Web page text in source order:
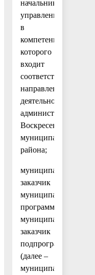
начальник
управления,
в
компетенцию
которого
входит
соответствующие
направления
деятельности
администрации
Воскресенского
муниципального
района;
муниципальный
заказчик
муниципальной
программы,
муниципальный
заказчик
подпрограммы
(далее –
муниципальный